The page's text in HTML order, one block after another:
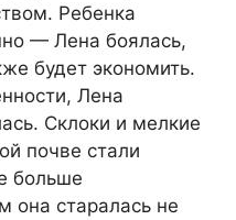
Ребенка
— Лена боялась,
будет экономить.
Лена
Склоки и мелкие
почве стали
больше
она старалась не